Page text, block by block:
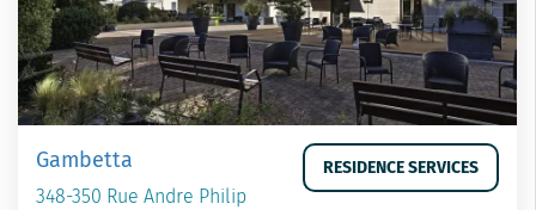
Gambetta
348-350 Rue Andre Philip
RESIDENCE SERVICES